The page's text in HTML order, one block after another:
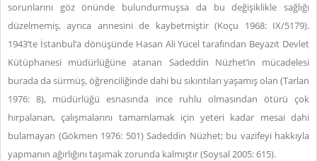
sorunlarını göz önünde bulundurmuşsa da bu değişiklikle sağlığı
düzelmemiş, ayrıca annesini de kaybetmiştir (Koçu 1968: IX/5179).
1943’te İstanbul’a dönüşünde Hasan Ali Yücel tarafından Beyazıt Devlet
Kütüphanesi müdürlüğüne atanan Sadeddin Nüzhet’in mücadelesi
burada da sürmüş, öğrenciliğinde dahi bu sıkıntıları yaşamış olan (Tarlan
1976: 8), müdürlüğü esnasında ince ruhlu olmasından ötürü çok
hırpalanan, çalışmalarını tamamlamak için yeteri kadar mesai dahi
bulamayan (Gökmen 1976: 501) Sadeddin Nüzhet; bu vazifeyi hakkıyla
yapmanın ağırlığını taşımak zorunda kalmıştır (Soysal 2005: 615).